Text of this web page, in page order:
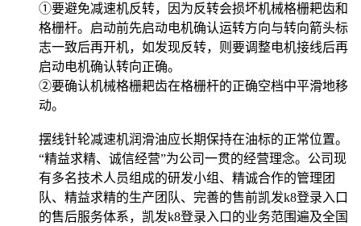
①要避免减速机反转，因为反转会损坏机械格栅耙齿和
格栅杆。启动前先启动电机确认运转方向与转向箭头标
志一致后再开机，如发现反转，则要调整电机接线后再
启动电机确认转向正确。
②要确认机械格栅耙齿在格栅杆的正确空档中平滑地移
动。
摆线针轮减速机润滑油应长期保持在油标的正常位置。
“精益求精、诚信经营”为公司一贯的经营理念。公司现
有多名技术人员组成的研发小组、精诚合作的管理团
队、精益求精的生产团队、完善的售前凯发k8登录入口
的售后服务体系，凯发k8登录入口的业务范围遍及全国